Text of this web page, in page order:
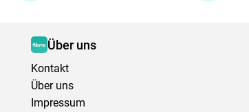
Über uns
Kontakt
Über uns
Impressum